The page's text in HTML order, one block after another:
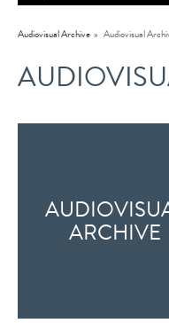
Audiovisual Archive » Audiovisual
ARCHIVE